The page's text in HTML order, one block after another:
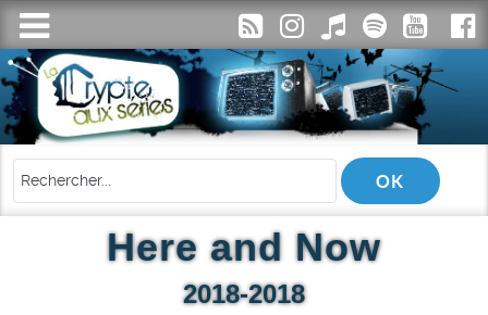
Here and Now
2018-2018